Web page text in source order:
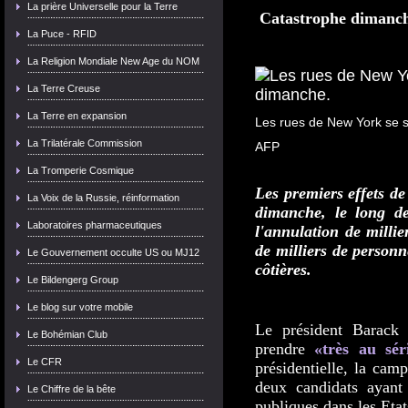
La prière Universelle pour la Terre
La Puce - RFID
La Religion Mondiale New Age du NOM
La Terre Creuse
La Terre en expansion
La Trilatérale Commission
La Tromperie Cosmique
La Voix de la Russie, réinformation
Laboratoires pharmaceutiques
Le Gouvernement occulte US ou MJ12
Le Bildengerg Group
Le blog sur votre mobile
Le Bohémian Club
Le CFR
Le Chiffre de la bête
Catastrophe
Les rues de New York se
AFP
Les premiers effets
dimanche, le long
l'annulation de
de milliers de
côtières.
Le président Barack
prendre «très au
présidentielle, la
deux candidats